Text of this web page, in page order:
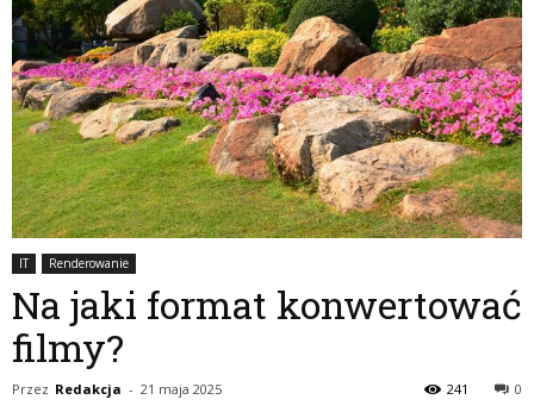
IT Renderowanie
Na jaki format konwertować
filmy?
Przez Redakcja - 21 maja 2025 0
241